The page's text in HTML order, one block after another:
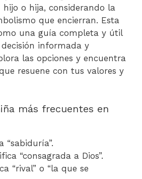
o hija, considerando la
que encierran. Esta
una guía completa y útil
informada y
las opciones y encuentra
resuene con tus valores y
más frecuentes en
“sabiduría”.
“consagrada a Dios”.
“rival” o “la que se